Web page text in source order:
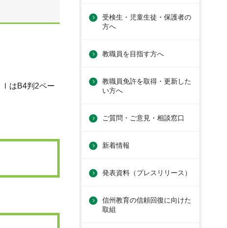
ⅠはB4判2ペー
受検生・児童生徒・保護者の
方へ
教職員を目指す方へ
教職員免許を取得・更新した
い方へ
ご質問・ご意見・相談窓口
新着情報
発表資料（プレスリリース）
信州教育の信頼回復に向けた
取組